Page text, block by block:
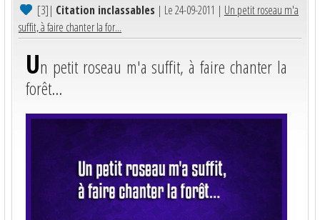
[3]| Citation inclassables | Le 24-09-2011 | Un petit roseau m'a
suffit, à faire chanter la for...
Un petit roseau m'a suffit, à faire chanter la
forêt...